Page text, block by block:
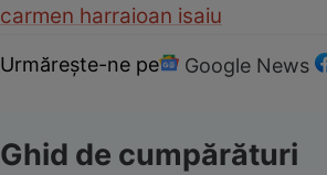
carmen harraioan isaiu
Urmărește-ne pe Google News
Ghid de cumpărături